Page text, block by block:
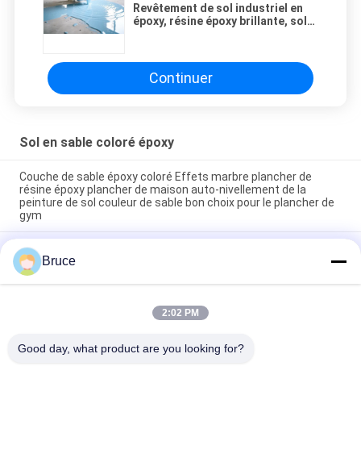
Revêtement de sol industriel en
époxy, résine époxy brillante, sol
Continuer
Sol en sable coloré époxy
Couche de sable époxy coloré Effets marbre plancher de
résine époxy plancher de maison auto-nivellement de la
peinture de sol couleur de sable bon choix pour le plancher de
gym
Facile à installer Peinture de sol de sable de couleur époxy
pour l'extérieur en utilisant deux parties de peinture époxy au
quartz Plancher époxy de couleur
Effect miroir marbre revêtement de sol époxy résistant à
l'usure peinture de sol durable couleur sable revêtement de
Bruce
2:02 PM
Good day, what product are you looking for?